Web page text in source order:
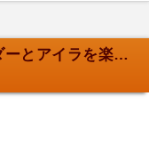
阿蘇で素敵な女性バーテンダーとアイラを楽しむ